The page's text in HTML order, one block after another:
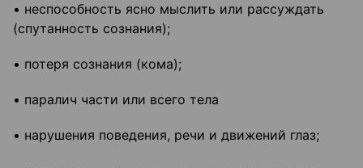
• неспособность ясно мыслить или рассуждать
(спутанность сознания);
• потеря сознания (кома);
• паралич части или всего тела
• нарушения поведения, речи и движений глаз;